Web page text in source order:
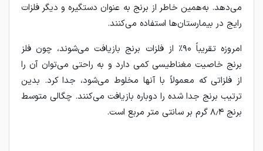
می‌دهد. به‌همین خاطر از برنج به عنوان دستگیره و دیگر فلزات
رایج در بیمارستان‌ها استفاده می‌کنند.
امروزه تقریباً ۹۰٪ از فلزات برنج بازیافت می‌شوند، چون فلز
برنج خاصیت مغناطیسی کمی دارد و به راحتی می‌توان آن را
از فلزاتی که معمولاً با آنها مخلوط می‌شود، جدا کرد. بدین
ترتیب برنج جدا شده را دوباره بازیافت می‌کنند. چگالی متوسط
برنج ۸٫۴ گرم بر سانتی‌ متر مربع است.